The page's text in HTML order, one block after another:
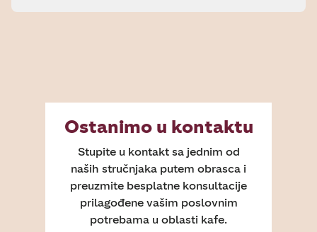
Ostanimo u kontaktu
Stupite u kontakt sa jednim od
naših stručnjaka putem obrasca i
preuzmite besplatne konsultacije
prilagođene vašim poslovnim
potrebama u oblasti kafe.